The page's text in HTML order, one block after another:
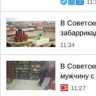
В
11:34
В
мужчину
11:27